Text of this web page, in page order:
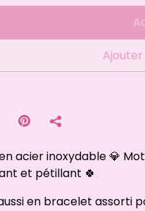
acier inoxydable 💎
et pétillant 🍀
en bracelet assorti